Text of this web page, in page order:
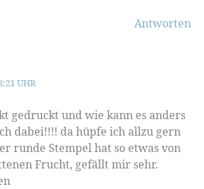
Antworten
UHR
gedruckt und wie kann es anders
dabei!!!! da hüpfe ich allzu gern
runde Stempel hat so etwas von
Frucht, gefällt mir sehr.